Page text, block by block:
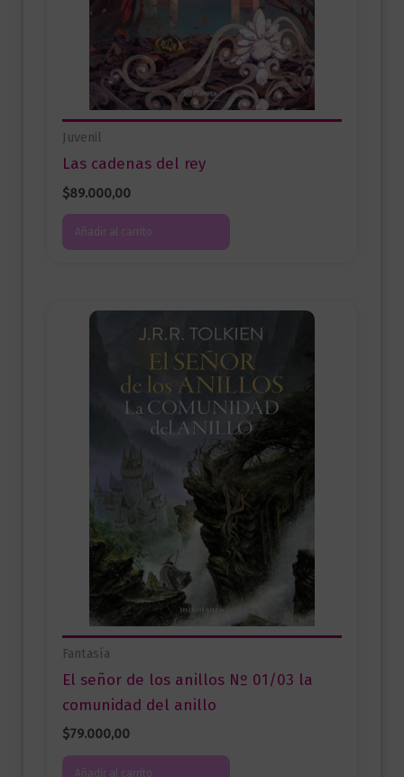
Juvenil
Las cadenas del rey
$89.000,00
Añadir al carrito
Fantasía
El señor de los anillos Nº 01/03 la
comunidad del anillo
$79.000,00
Añadir al carrito